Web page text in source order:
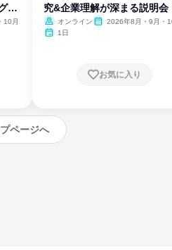
ラ
10月
究&企業理解が深まる説明会
オンライン
2026年8月・9月・
1日
お気に入り
プページへ